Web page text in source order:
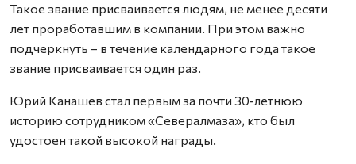
Такое звание присваивается людям, не менее десяти
лет проработавшим в компании. При этом важно
подчеркнуть – в течение календарного года такое
звание присваивается один раз.
Юрий Канашев стал первым за почти 30‑летнюю
историю сотрудником «Севералмаза», кто был
удостоен такой высокой награды.